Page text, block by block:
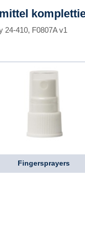
24-410, F0807A v1
Fingersprayers